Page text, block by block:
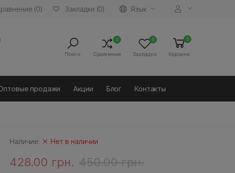
(0) Закладки (0) Язык
Поиск
0
Сравнение
0
Закладки
0
Корзина
продажи Акции Блог Контакты
Наличие: Нет в наличии
428.00 грн. 450.00 грн.